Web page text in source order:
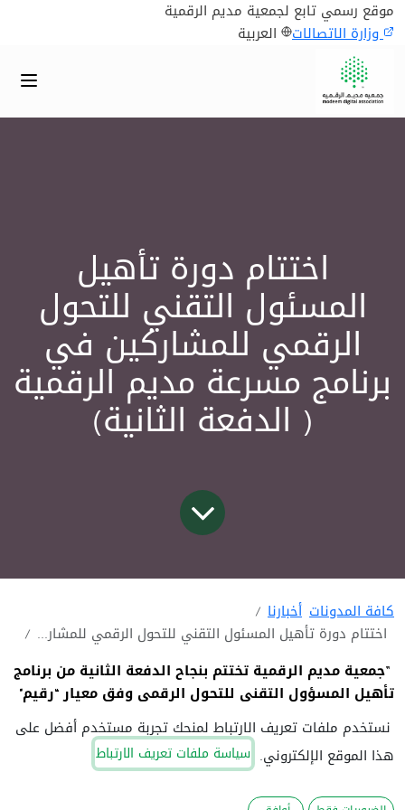
موقع رسمي تابع لجمعية مديم الرقمية
وزارة الاتصالات
العربية
اختتام دورة تأهيل
المسئول التقني للتحول
الرقمي للمشاركين في
برنامج مسرعة مديم الرقمية
( الدفعة الثانية)
كافة المدونات أخبارنا
اختتام دورة تأهيل المسئول التقني للتحول الرقمي للمشاركين في برنامج مسرعة مديم الرقمية ( الدفعة الثانية)
”جمعية مديم الرقمية تختتم بنجاح الدفعة الثانية من برنامج
تأهيل المسؤول التقني للتحول الرقمي وفق معيار “رقيم"
للتحول الرقمي
ختتمت جمعية مديم الرقمية فعاليات الدفعة الثانية من البرنامج
نستخدم ملفات تعريف الارتباط لمنحك تجربة مستخدم أفضل على
هذا الموقع الإلكتروني. سياسة ملفات تعريف الارتباط